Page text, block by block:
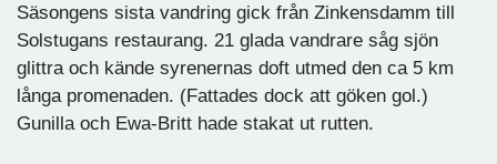
Säsongens sista vandring gick från Zinkensdamm till
Solstugans restaurang. 21 glada vandrare såg sjön
glittra och kände syrenernas doft utmed den ca 5 km
långa promenaden. (Fattades dock att göken gol.)
Gunilla och Ewa-Britt hade stakat ut rutten.